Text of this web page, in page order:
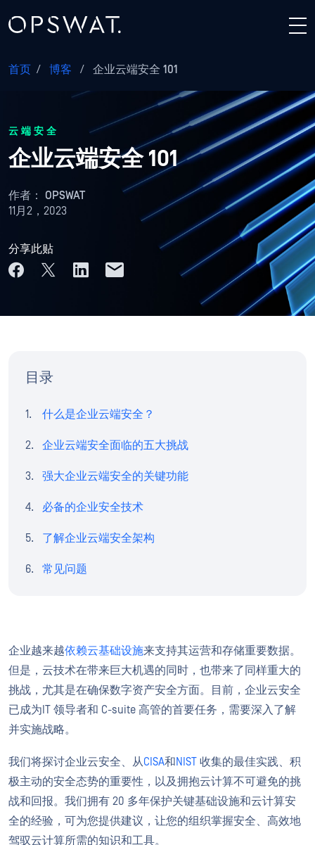
首页 / 博客 / 企业云端安全 101
云端安全
企业云端安全 101
作者： OPSWAT
11月2，2023
分享此贴
目录
什么是企业云端安全？
企业云端安全面临的五大挑战
强大企业云端安全的关键功能
必备的企业安全技术
了解企业云端安全架构
常见问题
企业越来越依赖云基础设施来支持其运营和存储重要数据。
但是，云技术在带来巨大机遇的同时，也带来了同样重大的
挑战，尤其是在确保数字资产安全方面。目前，企业云安全
已成为IT 领导者和 C-suite 高管的首要任务，需要深入了解
并实施战略。
我们将探讨企业云安全、从CISA和NIST 收集的最佳实践、积
极主动的安全态势的重要性，以及拥抱云计算不可避免的挑
战和回报。我们拥有 20 多年保护关键基础设施和云计算安
全的经验，可为您提供建议，让您的组织掌握安全、高效地
驾驭云计算所需的知识和工具。